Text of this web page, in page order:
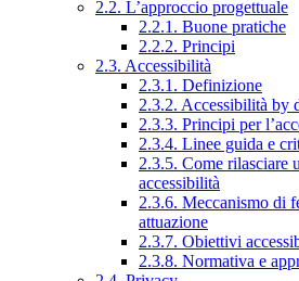
2.2. L’approccio progettuale
2.2.1. Buone pratiche
2.2.2. Principi
2.3. Accessibilità
2.3.1. Definizione
2.3.2. Accessibilità by
2.3.3. Principi per
2.3.4. Linee guida e
2.3.5. Come rilasciare
accessibilità
2.3.6. Meccanismo di
attuazione
2.3.7. Obiettivi
2.3.8. Normativa e